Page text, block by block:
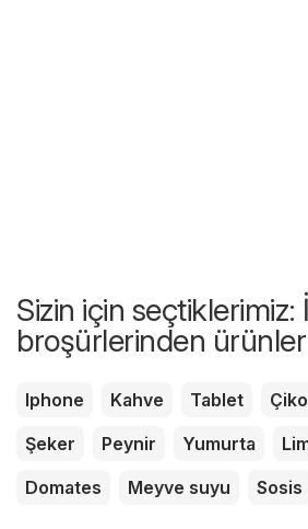
Sizin için seçtiklerimiz:
broşürlerinden ürünler
Iphone Kahve Tablet
Şeker
Peynir Yumurta
Domates
Meyve suyu Sosis